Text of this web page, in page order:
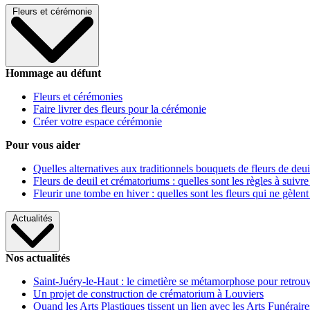
Fleurs et cérémonie
Hommage au défunt
Fleurs et cérémonies
Faire livrer des fleurs pour la cérémonie
Créer votre espace cérémonie
Pour vous aider
Quelles alternatives aux traditionnels bouquets de fleurs de
Fleurs de deuil et crématoriums : quelles sont les règles à
Fleurir une tombe en hiver : quelles sont les fleurs qui ne gèlent
Actualités
Nos actualités
Saint-Juéry-le-Haut : le cimetière se métamorphose pour
Un projet de construction de crématorium à Louviers
Quand les Arts Plastiques tissent un lien avec les Arts